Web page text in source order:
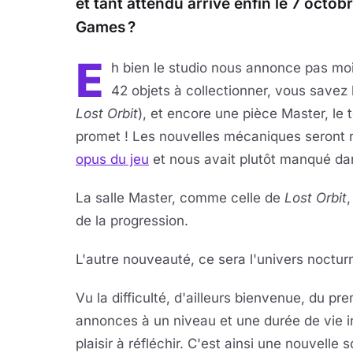
Games ?
E
h bien le studio nous annonce pas
42 objets à collectionner, vous
Lost Orbit), et encore une pièce Master, le
promet ! Les nouvelles mécaniques
opus du jeu et nous avait plutôt manqué
La salle Master, comme celle de Lost Orbit
de la progression.
L'autre nouveauté, ce sera l'univers
Vu la difficulté, d'ailleurs bienvenue, du
annonces à un niveau et une durée de vie
plaisir à réfléchir. C'est ainsi une nouvelle